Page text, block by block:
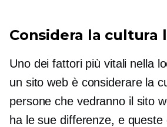
Considera la cultura
Uno dei fattori più vitali nella
un sito web è considerare la
persone che vedranno il sito
ha le sue differenze, e